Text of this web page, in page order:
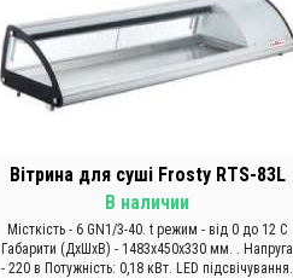
Вітрина для суші Frosty RTS-83L
В наличии
Місткість - 6 GN1/3-40. t режим - від 0 до 12 C
Габарити (ДхШхВ) - 1483х450х330 мм. . Напруга
- 220 в Потужність: 0,18 кВт. LED підсвічування.